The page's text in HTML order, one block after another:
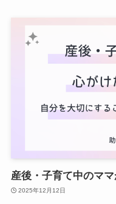
産後・子育て中のマ
2025年12月12日